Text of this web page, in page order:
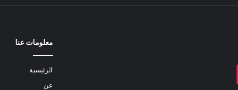
معلومات عنا
الرئيسية
عن